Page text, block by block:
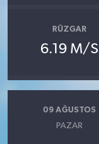
RÜZGAR
6.19 M/S
09 AĞUSTOS
PAZAR